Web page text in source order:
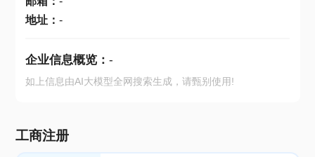
地址： -
企业信息概览： -
如上信息由AI大模型全网搜索生成，请甄别使用!
工商注册